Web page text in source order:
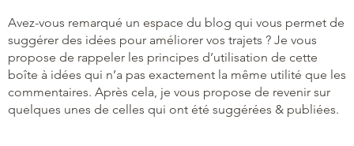
Avez-vous remarqué un espace du blog qui vous permet de
suggérer des idées pour améliorer vos trajets ? Je vous
propose de rappeler les principes d’utilisation de cette
boîte à idées qui n’a pas exactement la même utilité que les
commentaires. Après cela, je vous propose de revenir sur
quelques unes de celles qui ont été suggérées & publiées.